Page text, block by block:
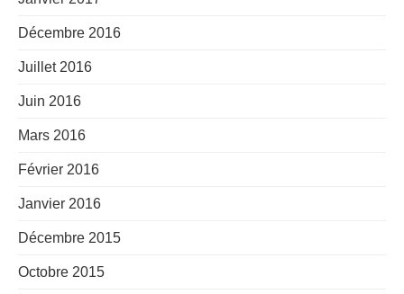
Décembre 2016
Juillet 2016
Juin 2016
Mars 2016
Février 2016
Janvier 2016
Décembre 2015
Octobre 2015